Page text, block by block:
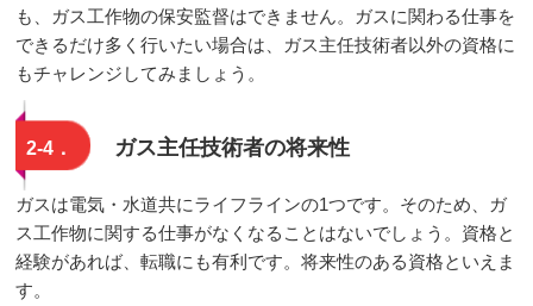
も、ガス工作物の保安監督はできません。ガスに関わる仕事を
できるだけ多く行いたい場合は、ガス主任技術者以外の資格に
もチャレンジしてみましょう。
2-4． ガス主任技術者の将来性
ガスは電気・水道共にライフラインの1つです。そのため、ガ
ス工作物に関する仕事がなくなることはないでしょう。資格と
経験があれば、転職にも有利です。将来性のある資格といえま
す。